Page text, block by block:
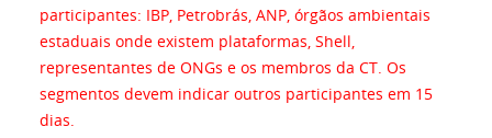
participantes: IBP, Petrobrás, ANP, órgãos ambientais
estaduais onde existem plataformas, Shell,
representantes de ONGs e os membros da CT. Os
segmentos devem indicar outros participantes em 15
dias.